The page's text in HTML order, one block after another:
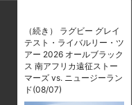
（続き） ラグビー グレイ
テスト・ライバルリー・ツ
アー 2026 オールブラック
ス 南アフリカ遠征ストー
マーズ vs. ニュージーラン
ド(08/07)